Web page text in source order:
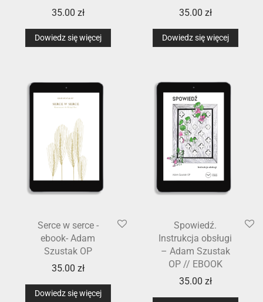
35.00 zł
Dowiedz się więcej
35.00 zł
Dowiedz się więcej
Serce w serce -
ebook- Adam
Szustak OP
35.00 zł
Dowiedz się więcej
Spowiedź.
Instrukcja obsługi
– Adam Szustak
OP // EBOOK
35.00 zł